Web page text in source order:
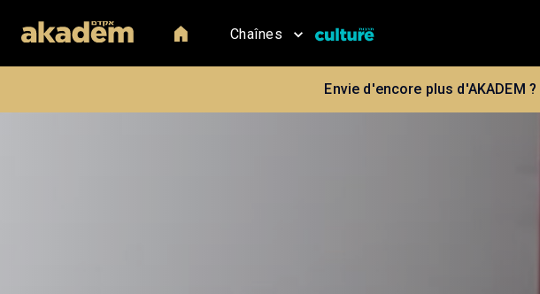
Chaînes
Envie d'encore plus d'AKADEM ?